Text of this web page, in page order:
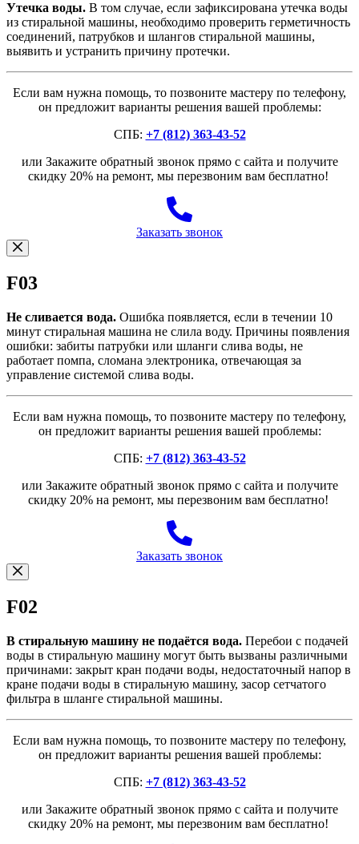
Утечка воды. В том случае, если зафиксирована утечка воды
из стиральной машины, необходимо проверить герметичность
соединений, патрубков и шлангов стиральной машины,
выявить и устранить причину протечки.
Если вам нужна помощь, то позвоните мастеру по телефону,
он предложит варианты решения вашей проблемы:
СПБ: +7 (812) 363-43-52
или Закажите обратный звонок прямо с сайта и получите
скидку 20% на ремонт, мы перезвоним вам бесплатно!
Заказать звонок
F03
Не сливается вода. Ошибка появляется, если в течении 10
минут стиральная машина не слила воду. Причины появления
ошибки: забиты патрубки или шланги слива воды, не
работает помпа, сломана электроника, отвечающая за
управление системой слива воды.
Если вам нужна помощь, то позвоните мастеру по телефону,
он предложит варианты решения вашей проблемы:
СПБ: +7 (812) 363-43-52
или Закажите обратный звонок прямо с сайта и получите
скидку 20% на ремонт, мы перезвоним вам бесплатно!
Заказать звонок
F02
В стиральную машину не подаётся вода. Перебои с подачей
воды в стиральную машину могут быть вызваны различными
причинами: закрыт кран подачи воды, недостаточный напор в
кране подачи воды в стиральную машину, засор сетчатого
фильтра в шланге стиральной машины.
Если вам нужна помощь, то позвоните мастеру по телефону,
он предложит варианты решения вашей проблемы:
СПБ: +7 (812) 363-43-52
или Закажите обратный звонок прямо с сайта и получите
скидку 20% на ремонт, мы перезвоним вам бесплатно!